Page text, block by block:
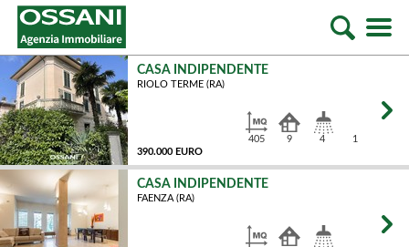
CASA INDIPENDENTE
RIOLO TERME (RA)
390.000 EURO
405 9 4 1
CASA INDIPENDENTE
FAENZA (RA)